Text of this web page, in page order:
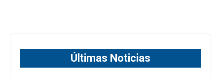
Últimas Noticias